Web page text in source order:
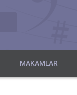
MAKAMLAR